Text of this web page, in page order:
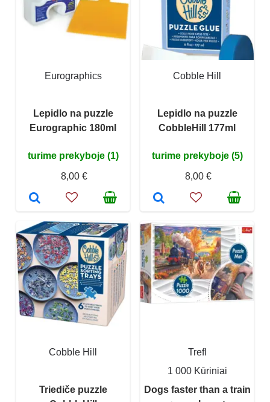
Eurographics
Lepidlo na puzzle
Eurographic 180ml
turime prekyboje (1)
8,00 €
Cobble Hill
Lepidlo na puzzle
CobbleHill 177ml
turime prekyboje (5)
8,00 €
Cobble Hill
Triediče puzzle
Trefl
1 000 Kūriniai
Dogs faster than a train